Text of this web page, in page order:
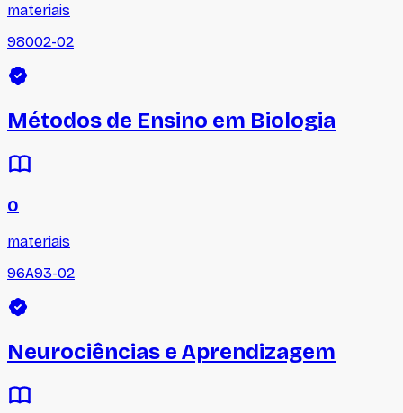
materiais
98002-02
Métodos de Ensino em Biologia
0
materiais
96A93-02
Neurociências e Aprendizagem